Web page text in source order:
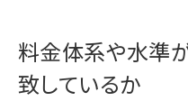
料金体系や水準
致しているか